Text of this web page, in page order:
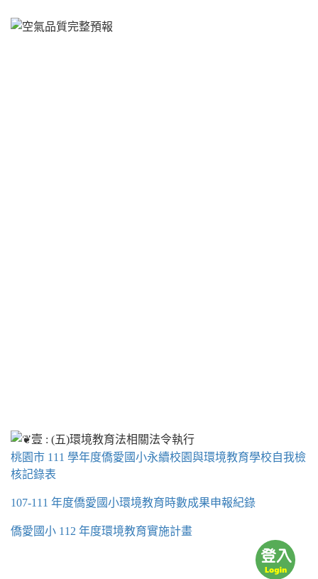
桃園市 111 學年度僑愛國小永續校園與環境教育學校自我檢
核記錄表
107-111 年度僑愛國小環境教育時數成果申報紀錄
僑愛國小 112 年度環境教育實施計畫